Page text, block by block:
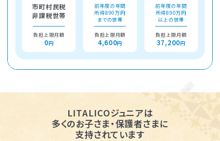
市町村民税
非課税世帯
負担上限月額
0円
前年度の年間
所得890万円
までの世帯
負担上限月額
4,600円
前年度の年間
所得890万円
以上の世帯
負担上限月額
37,200円
LITALICOジュニアは
多くのお子さま・保護者さまに
支持されています